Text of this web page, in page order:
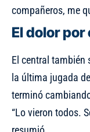
compañeros, me
El dolor
El central también
la última jugada
terminó
“Lo vieron todos.